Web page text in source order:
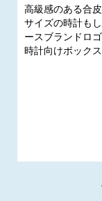
高級感のある合
サイズの時計も
ースブランドロ
時計向けボック